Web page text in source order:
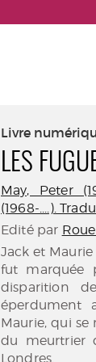
Livre
LES
May, Peter
(1968-....).
Edité par
Jack et
fut marquée
disparition
éperdument
Maurie, qui
du meurtrier
Londres.